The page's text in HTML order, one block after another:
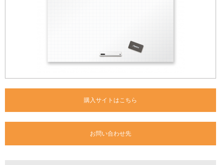
購入サイトはこちら
お問い合わせ先